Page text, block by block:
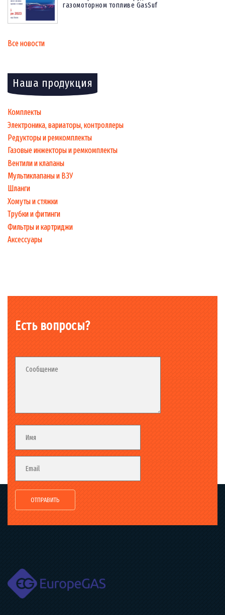
Наша продукция
Комплекты
Электроника, вариаторы, контроллеры
Редукторы и ремкомплекты
Газовые инжекторы и ремкомплекты
Вентили и клапаны
Мультиклапаны и ВЗУ
Шланги
Хомуты и стяжки
Трубки и фитинги
Фильтры и картриджи
Аксессуары
газомоторном топливе GasSuf
Все новости
Есть вопросы?
Fieldset
Сообщение
Fieldset
Имя
Email